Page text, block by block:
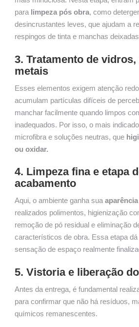
para limpeza pós obra, como
desincrustantes leves, que ajudam a
respingos de tinta e manchas
3. Tratamento de
metais
Esses elementos exigem atenção
acumulam partículas difíceis de
manchar facilmente quando limpos
inadequados. Por isso, o mais
microfibra e soluções neutras, que
ou oxidar.
4. Limpeza fina e etapa
acabamento
Aqui, o ambiente ganha sua
realizados polimentos, higienização
remoção de pó residual e eliminação
característicos de obra. Essa etapa
sensação de espaço realmente
5. Vistoria e liberação
Antes da entrega, é fundamental
para confirmar que não há resíduos,
químicos remanescentes.